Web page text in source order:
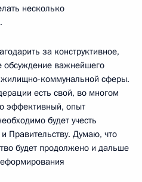
несколько
за конструктивное,
обсуждение важнейшего
коммунальной сферы.
есть свой, во многом
эффективный, опыт
будет учесть
Правительству. Думаю, что
будет продолжено и дальше